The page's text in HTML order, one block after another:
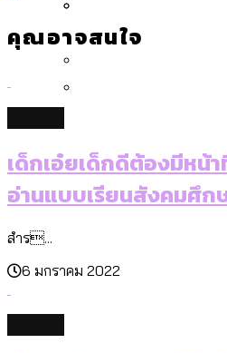
ปีนกำแพงส่องซีรีส์
สำรวจรายได้จากก
กรุงเทพฯ เมืองสัง
[ข้อมูลดิบ]
คุณอาจสนใจ
เด็กเอ๋ยเด็กดีต้องมีหน้
อ่านแบบเรียนสังคมศึก
สำร...
6 มกราคม 2022